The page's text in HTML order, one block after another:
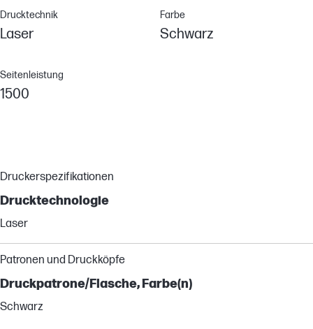
Drucktechnik
Laser
Farbe
Schwarz
Seitenleistung
1500
Druckerspezifikationen
Drucktechnologie
Laser
Patronen und Druckköpfe
Druckpatrone/Flasche, Farbe(n)
Schwarz